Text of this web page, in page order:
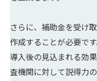
さらに、補助金を受け
作成することが必要で
導入後の見込まれる効
査機関に対して説得力